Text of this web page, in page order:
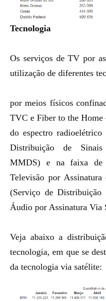
Tecnologia
Os serviços de TV por
utilização de diferentes
por meios físicos
TVC e Fiber to the
do espectro
Distribuição de
MMDS) e na faixa de
Televisão por
(Serviço de
Áudio por Assinatura Via
Veja abaixo a
tecnologia, em que se
da tecnologia via satélite: